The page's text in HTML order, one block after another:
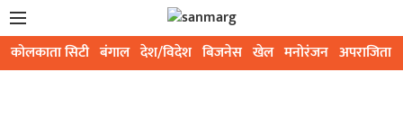
कोलकाता सिटी बंगाल देश/विदेश बिजनेस खेल मनोरंजन अपराजिता